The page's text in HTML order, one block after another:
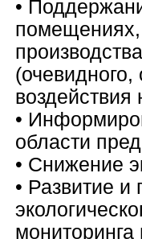
•
•
области
• Снижение
• Развитие
мониторинга